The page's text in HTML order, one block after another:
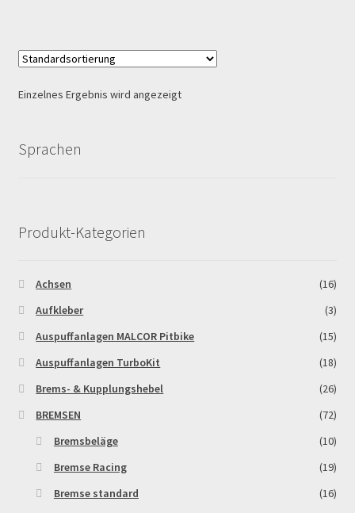
Kontakt
MALCOR PITCROSS / DIRTBIKE
Mein Konto
Member Directory
MERCHANDISE
My Account
Einzelnes Ergebnis wird angezeigt
Sprachen
Produkt-Kategorien
Achsen
(16)
Aufkleber
(3)
Auspuffanlagen MALCOR Pitbike
(15)
Auspuffanlagen TurboKit
(18)
Brems- & Kupplungshebel
(26)
BREMSEN
(72)
Bremsbeläge
(10)
Bremse Racing
(19)
Bremse standard
(16)